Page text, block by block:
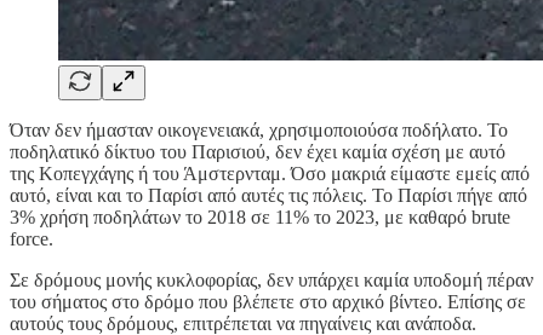
Όταν δεν ήμασταν οικογενειακά, χρησιμοποιούσα ποδήλατο. Το
ποδηλατικό δίκτυο του Παρισιού, δεν έχει καμία σχέση με αυτό
της Κοπεγχάγης ή του Άμστερνταμ. Όσο μακριά είμαστε εμείς από
αυτό, είναι και το Παρίσι από αυτές τις πόλεις. Το Παρίσι πήγε από
3% χρήση ποδηλάτων το 2018 σε 11% το 2023, με καθαρό brute
force.
Σε δρόμους μονής κυκλοφορίας, δεν υπάρχει καμία υποδομή πέραν
του σήματος στο δρόμο που βλέπετε στο αρχικό βίντεο. Επίσης σε
αυτούς τους δρόμους, επιτρέπεται να πηγαίνεις και ανάποδα.